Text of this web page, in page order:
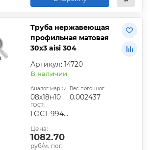
Труба нержавеющая
профильная матовая
30х3 aisi 304
Артикул: 14720
В наличии
Аналог марки стали:
08х18н10
Вес погонного метра, т.:
0.002437
ГОСТ:
ГОСТ 9940-81
Цена:
1082.70
руб/м. пог.